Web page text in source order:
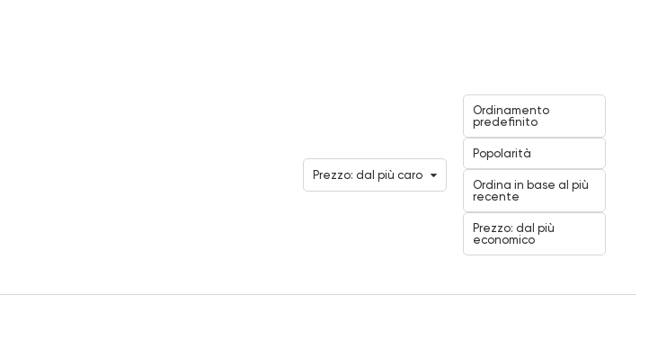
Prezzo: dal più caro
Ordinamento
predefinito
Popolarità
Ordina in base al più
recente
Prezzo: dal più
economico